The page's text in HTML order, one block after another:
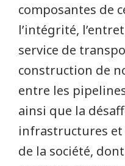
composantes de
l’intégrité,
service de
construction de
entre les
ainsi que la
infrastructures
de la société,